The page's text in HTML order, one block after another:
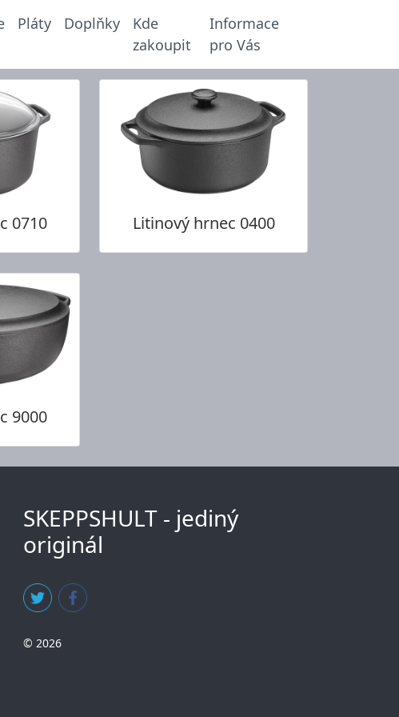
Pláty Doplňky
Kde
zakoupit
Informace
pro Vás
0710 Litinový hrnec 0400
9000
SKEPPSHULT - jediný
originál
© 2026